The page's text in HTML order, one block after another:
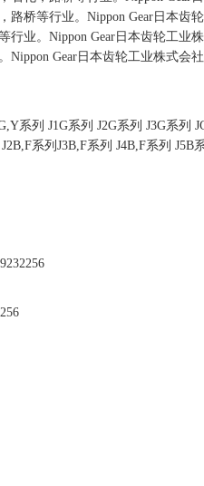
路桥等行业。 Nippon Gear日本齿
行业。 Nippon Gear日本齿轮工业
Nippon Gear日本齿轮工业株式会
系列 J1G系列 J2G系列 J3G系列
系列J3B,F系列 J4B,F系列 J5B